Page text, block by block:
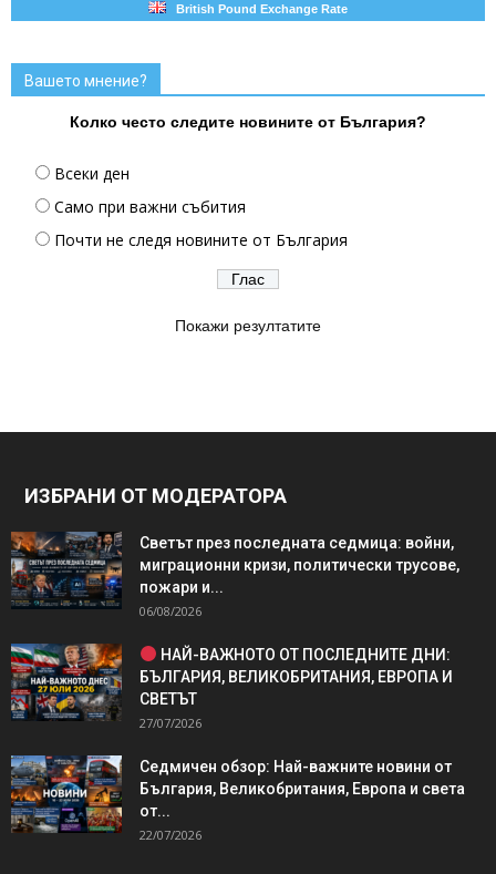
British Pound Exchange Rate
Вашето мнение?
Колко често следите новините от България?
Всеки ден
Само при важни събития
Почти не следя новините от България
Покажи резултатите
ИЗБРАНИ ОТ МОДЕРАТОРА
Светът през последната седмица: войни,
миграционни кризи, политически трусове,
пожари и...
06/08/2026
НАЙ-ВАЖНОТО ОТ ПОСЛЕДНИТЕ ДНИ:
БЪЛГАРИЯ, ВЕЛИКОБРИТАНИЯ, ЕВРОПА И
СВЕТЪТ
27/07/2026
Седмичен обзор: Най-важните новини от
България, Великобритания, Европа и света
от...
22/07/2026